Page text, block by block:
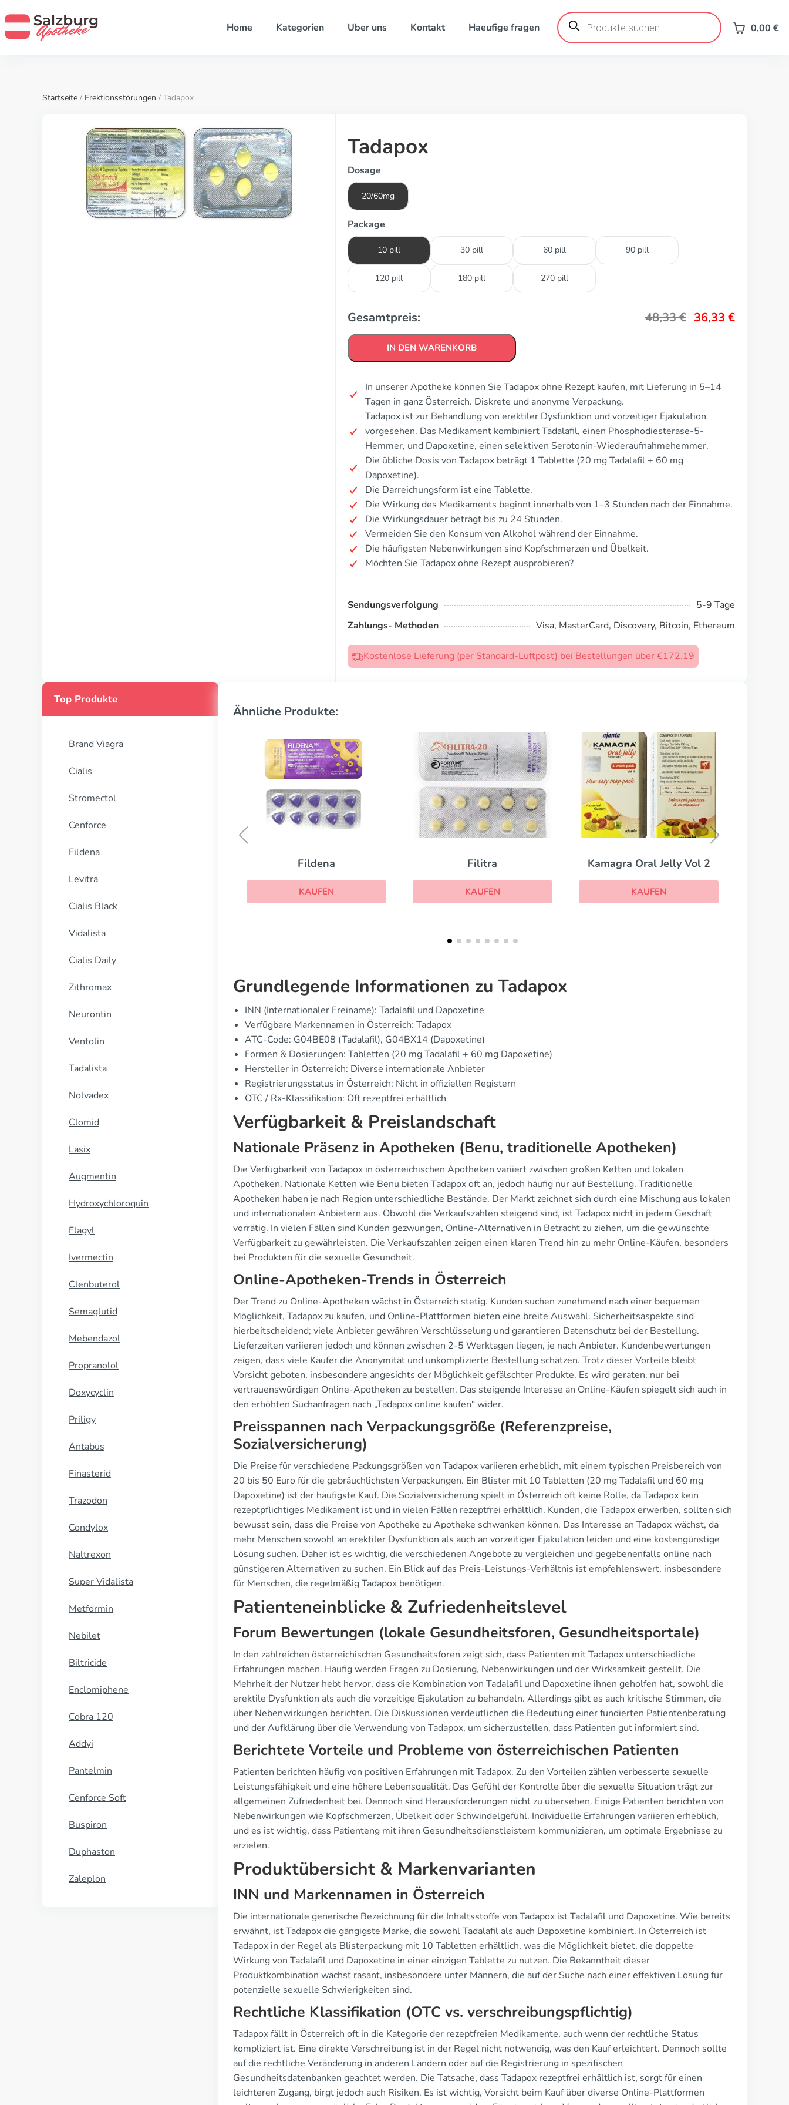
Home Kategorien Uber uns Kontakt Haeufige fragen
Products
search 0,00 €
Startseite / Erektionsstörungen / Tadapox
Tadapox
Dosage
20/60mg
Package
10 pill 30 pill 60 pill 90 pill
120 pill 180 pill 270 pill
Gesamtpreis: 48,33€ 36,33 €
IN DEN WARENKORB
In unserer Apotheke können Sie Tadapox ohne Rezept kaufen, mit Lieferung in 5–14
Tagen in ganz Österreich. Diskrete und anonyme Verpackung.
Tadapox ist zur Behandlung von erektiler Dysfunktion und vorzeitiger Ejakulation
vorgesehen. Das Medikament kombiniert Tadalafil, einen Phosphodiesterase-5-
Hemmer, und Dapoxetine, einen selektiven Serotonin-Wiederaufnahmehemmer.
Die übliche Dosis von Tadapox beträgt 1 Tablette (20 mg Tadalafil + 60 mg
Dapoxetine).
Die Darreichungsform ist eine Tablette.
Die Wirkung des Medikaments beginnt innerhalb von 1–3 Stunden nach der Einnahme.
Die Wirkungsdauer beträgt bis zu 24 Stunden.
Vermeiden Sie den Konsum von Alkohol während der Einnahme.
Die häufigsten Nebenwirkungen sind Kopfschmerzen und Übelkeit.
Möchten Sie Tadapox ohne Rezept ausprobieren?
Sendungsverfolgung
5-9 Tage
Zahlungs- Methoden
Visa, MasterCard, Discovery, Bitcoin, Ethereum
Kostenlose Lieferung (per Standard-Luftpost) bei Bestellungen über €172.19
Top Produkte
Brand Viagra
Cialis
Stromectol
Cenforce
Fildena
Levitra
Cialis Black
Vidalista
Cialis Daily
Zithromax
Neurontin
Ventolin
Tadalista
Nolvadex
Clomid
Lasix
Augmentin
Hydroxychloroquin
Flagyl
Ivermectin
Clenbuterol
Semaglutid
Mebendazol
Propranolol
Doxycyclin
Priligy
Antabus
Finasterid
Trazodon
Condylox
Naltrexon
Super Vidalista
Metformin
Nebilet
Biltricide
Enclomiphene
Cobra 120
Addyi
Pantelmin
Cenforce Soft
Buspiron
Duphaston
Zaleplon
Ähnliche Produkte:
Filitra
KAUFEN
Kamagra Oral Jelly Vol 2
KAUFEN
Sildigra
KAUFEN
Grundlegende Informationen zu Tadapox
INN (Internationaler Freiname): Tadalafil und Dapoxetine
Verfügbare Markennamen in Österreich: Tadapox
ATC-Code: G04BE08 (Tadalafil), G04BX14 (Dapoxetine)
Formen & Dosierungen: Tabletten (20 mg Tadalafil + 60 mg Dapoxetine)
Hersteller in Österreich: Diverse internationale Anbieter
Registrierungsstatus in Österreich: Nicht in offiziellen Registern
OTC / Rx-Klassifikation: Oft rezeptfrei erhältlich
Verfügbarkeit & Preislandschaft
Nationale Präsenz in Apotheken (Benu, traditionelle Apotheken)
Die Verfügbarkeit von Tadapox in österreichischen Apotheken variiert zwischen großen Ketten und lokalen
Apotheken. Nationale Ketten wie Benu bieten Tadapox oft an, jedoch häufig nur auf Bestellung. Traditionelle
Apotheken haben je nach Region unterschiedliche Bestände. Der Markt zeichnet sich durch eine Mischung aus lokalen
und internationalen Anbietern aus. Obwohl die Verkaufszahlen steigend sind, ist Tadapox nicht in jedem Geschäft
vorrätig. In vielen Fällen sind Kunden gezwungen, Online-Alternativen in Betracht zu ziehen, um die gewünschte
Verfügbarkeit zu gewährleisten. Die Verkaufszahlen zeigen einen klaren Trend hin zu mehr Online-Käufen, besonders
bei Produkten für die sexuelle Gesundheit.
Online-Apotheken-Trends in Österreich
Der Trend zu Online-Apotheken wächst in Österreich stetig. Kunden suchen zunehmend nach einer bequemen
Möglichkeit, Tadapox zu kaufen, und Online-Plattformen bieten eine breite Auswahl. Sicherheitsaspekte sind
hierbeitscheidend; viele Anbieter gewähren Verschlüsselung und garantieren Datenschutz bei der Bestellung.
Lieferzeiten variieren jedoch und können zwischen 2-5 Werktagen liegen, je nach Anbieter. Kundenbewertungen
zeigen, dass viele Käufer die Anonymität und unkomplizierte Bestellung schätzen. Trotz dieser Vorteile bleibt
Vorsicht geboten, insbesondere angesichts der Möglichkeit gefälschter Produkte. Es wird geraten, nur bei
vertrauenswürdigen Online-Apotheken zu bestellen. Das steigende Interesse an Online-Käufen spiegelt sich auch in
den erhöhten Suchanfragen nach „Tadapox online kaufen“ wider.
Preisspannen nach Verpackungsgröße (Referenzpreise,
Sozialversicherung)
Die Preise für verschiedene Packungsgrößen von Tadapox variieren erheblich, mit einem typischen Preisbereich von
20 bis 50 Euro für die gebräuchlichsten Verpackungen. Ein Blister mit 10 Tabletten (20 mg Tadalafil und 60 mg
Dapoxetine) ist der häufigste Kauf. Die Sozialversicherung spielt in Österreich oft keine Rolle, da Tadapox kein
rezeptpflichtiges Medikament ist und in vielen Fällen rezeptfrei erhältlich. Kunden, die Tadapox erwerben, sollten sich
bewusst sein, dass die Preise von Apotheke zu Apotheke schwanken können. Das Interesse an Tadapox wächst, da
mehr Menschen sowohl an erektiler Dysfunktion als auch an vorzeitiger Ejakulation leiden und eine kostengünstige
Lösung suchen. Daher ist es wichtig, die verschiedenen Angebote zu vergleichen und gegebenenfalls online nach
günstigeren Alternativen zu suchen. Ein Blick auf das Preis-Leistungs-Verhältnis ist empfehlenswert, insbesondere
für Menschen, die regelmäßig Tadapox benötigen.
Patienteneinblicke & Zufriedenheitslevel
Forum Bewertungen (lokale Gesundheitsforen, Gesundheitsportale)
In den zahlreichen österreichischen Gesundheitsforen zeigt sich, dass Patienten mit Tadapox unterschiedliche
Erfahrungen machen. Häufig werden Fragen zu Dosierung, Nebenwirkungen und der Wirksamkeit gestellt. Die
Mehrheit der Nutzer hebt hervor, dass die Kombination von Tadalafil und Dapoxetine ihnen geholfen hat, sowohl die
erektile Dysfunktion als auch die vorzeitige Ejakulation zu behandeln. Allerdings gibt es auch kritische Stimmen, die
über Nebenwirkungen berichten. Die Diskussionen verdeutlichen die Bedeutung einer fundierten Patientenberatung
und der Aufklärung über die Verwendung von Tadapox, um sicherzustellen, dass Patienten gut informiert sind.
Berichtete Vorteile und Probleme von österreichischen Patienten
Patienten berichten häufig von positiven Erfahrungen mit Tadapox. Zu den Vorteilen zählen verbesserte sexuelle
Leistungsfähigkeit und eine höhere Lebensqualität. Das Gefühl der Kontrolle über die sexuelle Situation trägt zur
allgemeinen Zufriedenheit bei. Dennoch sind Herausforderungen nicht zu übersehen. Einige Patienten berichten von
Nebenwirkungen wie Kopfschmerzen, Übelkeit oder Schwindelgefühl. Individuelle Erfahrungen variieren erheblich,
und es ist wichtig, dass Patienteng mit ihren Gesundheitsdienstleistern kommunizieren, um optimale Ergebnisse zu
erzielen.
Produktübersicht & Markenvarianten
INN und Markennamen in Österreich
Die internationale generische Bezeichnung für die Inhaltsstoffe von Tadapox ist Tadalafil und Dapoxetine. Wie bereits
erwähnt, ist Tadapox die gängigste Marke, die sowohl Tadalafil als auch Dapoxetine kombiniert. In Österreich ist
Tadapox in der Regel als Blisterpackung mit 10 Tabletten erhältlich, was die Möglichkeit bietet, die doppelte
Wirkung von Tadalafil und Dapoxetine in einer einzigen Tablette zu nutzen. Die Bekanntheit dieser
Produktkombination wächst rasant, insbesondere unter Männern, die auf der Suche nach einer effektiven Lösung für
potenzielle sexuelle Schwierigkeiten sind.
Rechtliche Klassifikation (OTC vs. verschreibungspflichtig)
Tadapox fällt in Österreich oft in die Kategorie der rezeptfreien Medikamente, auch wenn der rechtliche Status
kompliziert ist. Eine direkte Verschreibung ist in der Regel nicht notwendig, was den Kauf erleichtert. Dennoch sollte
auf die rechtliche Veränderung in anderen Ländern oder auf die Registrierung in spezifischen
Gesundheitsdatenbanken geachtet werden. Die Tatsache, dass Tadapox rezeptfrei erhältlich ist, sorgt für einen
leichteren Zugang, birgt jedoch auch Risiken. Es ist wichtig, Vorsicht beim Kauf über diverse Online-Plattformen